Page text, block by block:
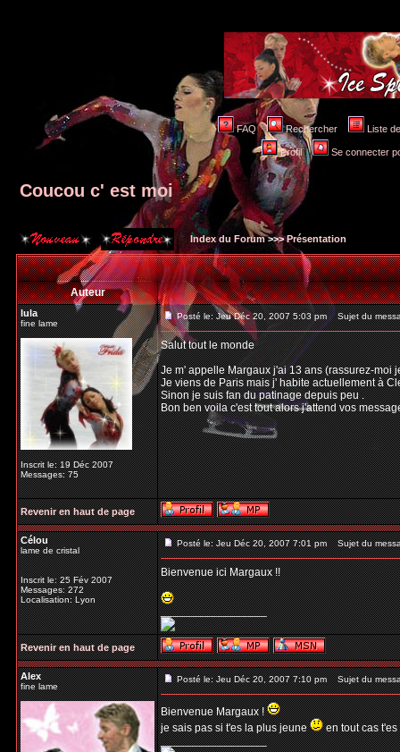
FAQ Rechercher Liste
Profil Se connecter
Coucou c' est moi
Index du Forum>>>Présentation
Auteur
lula
fine lame
Inscrit le: 19 Déc 2007
Messages: 75
Posté le: Jeu Déc 20, 2007 5:03 pm Sujet du
Salut tout le monde
Je m' appelle Margaux j'ai 13 ans (rassurez-moi
Je viens de Paris mais j' habite actuellement à
Sinon je suis fan du patinage depuis peu .
Bon ben voila c'est tout alors j'attend vos
Revenir en haut de page
Célou
lame de cristal
Inscrit le: 25 Fév 2007
Messages: 272
Localisation: Lyon
Posté le: Jeu Déc 20, 2007 7:01 pm Sujet du
Bienvenue ici Margaux !!
_________________
Revenir en haut de page
Alex
fine lame
Posté le: Jeu Déc 20, 2007 7:10 pm Sujet du
Bienvenue Margaux !
je sais pas si t'es la plus jeune
en tout cas
_________________